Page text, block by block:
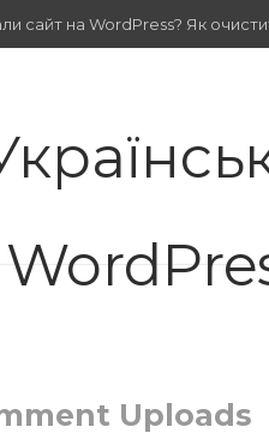
сайт на WordPress? Як
Uploads